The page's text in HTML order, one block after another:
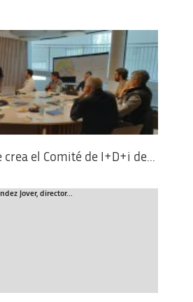
el Comité de I+D+i de...
Jover, director...